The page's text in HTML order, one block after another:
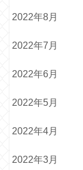
2022年8月
2022年7月
2022年6月
2022年5月
2022年4月
2022年3月